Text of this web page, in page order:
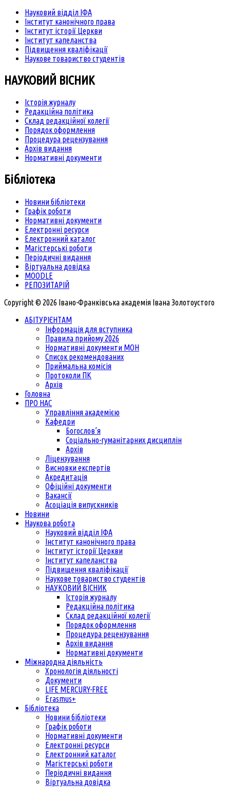
Науковий відділ ІФА
Інститут канонічного права
Інститут історії Церкви
Інститут капеланства
Підвищення кваліфікації
Наукове товариство студентів
НАУКОВИЙ ВІСНИК
Історія журналу
Редакційна політика
Склад редакційної колегії
Порядок оформлення
Процедура рецензування
Архів видання
Нормативні документи
Бібліотека
Новини бібліотеки
Графік роботи
Нормативні документи
Електронні ресурси
Електронний каталог
Магістерські роботи
Періодичні видання
Віртуальна довідка
MOODLE
РЕПОЗИТАРІЙ
Copyright © 2026 Івано-Франківська академія Івана Золотоустого
АБІТУРІЄНТАМ
Інформація для вступника
Правила прийому 2026
Нормативні документи МОН
Список рекомендованих
Приймальна комісія
Протоколи ПК
Архів
Головна
ПРО НАС
Управління академією
Кафедри
Богослов’я
Соціально-гуманітарних дисциплін
Архів
Ліцензування
Висновки експертів
Акредитація
Офіційні документи
Вакансії
Асоціація випускників
Новини
Наукова робота
Науковий відділ ІФА
Інститут канонічного права
Інститут історії Церкви
Інститут капеланства
Підвищення кваліфікації
Наукове товариство студентів
НАУКОВИЙ ВІСНИК
Історія журналу
Редакційна політика
Склад редакційної колегії
Порядок оформлення
Процедура рецензування
Архів видання
Нормативні документи
Міжнародна діяльність
Хронологія діяльності
Документи
LIFE MERCURY-FREE
Erasmus+
Бібліотека
Новини бібліотеки
Графік роботи
Нормативні документи
Електронні ресурси
Електронний каталог
Магістерські роботи
Періодичні видання
Віртуальна довідка